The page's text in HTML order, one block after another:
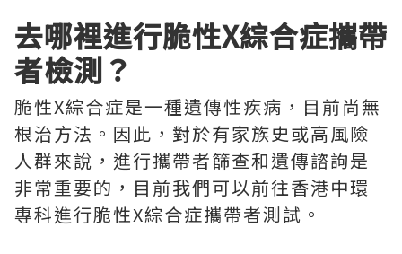
去哪裡進行脆性X綜合症攜帶
者檢測？
脆性X綜合症是一種遺傳性疾病，目前尚無
根治方法。因此，對於有家族史或高風險
人群來說，進行攜帶者篩查和遺傳諮詢是
非常重要的，目前我們可以前往香港中環
專科進行脆性X綜合症攜帶者測試。